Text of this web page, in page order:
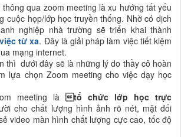
qua zoom meeting là xu hướng tất yếu
cuộc họp/lớp học truyền thống. Nhờ có dịch
nghiệp nhà trường sẽ triển khai thành
từ xa. Đây là giải pháp làm việc tiết kiệm
mạng internet.
thì dưới đây sẽ là những lý do thầy cô hoàn
lựa chọn Zoom meeting cho việc dạy học
meeting là tổ chức lớp học trực
cho chất lượng hình ảnh rõ nét, mặt đối
video màn hình chất lượng cực cao, tốc độ